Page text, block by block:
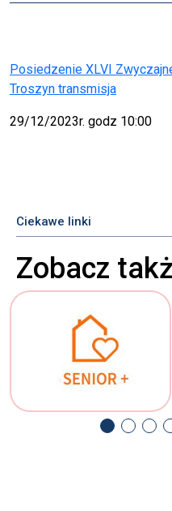
Posiedzenie XLVI
Troszyn transmisja
29/12/2023r. godz 10:00
Ciekawe linki
Zobacz